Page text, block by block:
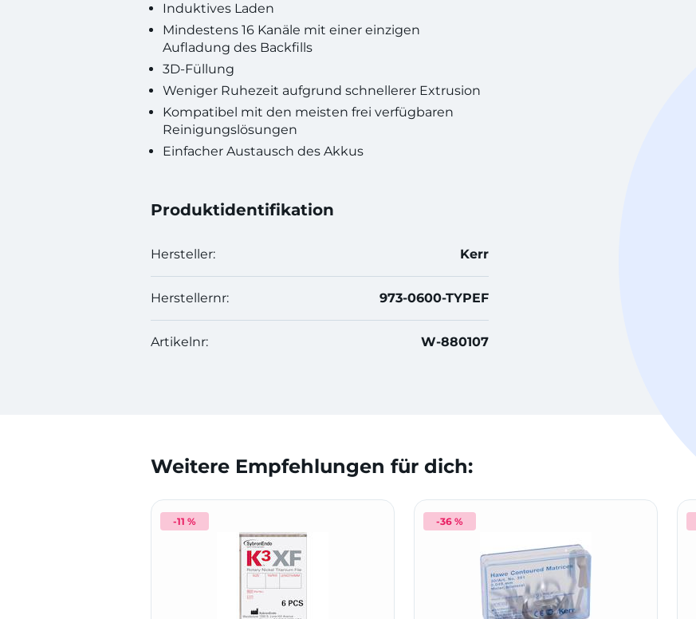
Induktives Laden
Mindestens 16 Kanäle mit einer einzigen
Aufladung des Backfills
3D-Füllung
Weniger Ruhezeit aufgrund schnellerer Extrusion
Kompatibel mit den meisten frei verfügbaren
Reinigungslösungen
Einfacher Austausch des Akkus
Produktidentifikation
Hersteller: Kerr
Herstellernr: 973-0600-TYPEF
Artikelnr: W-880107
Weitere Empfehlungen für dich:
-11 % -36 %